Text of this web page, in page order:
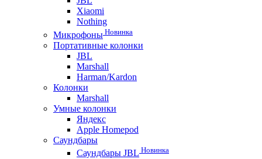
Xiaomi
Nothing
Микрофоны Новинка
Портативные колонки
JBL
Marshall
Harman/Kardon
Колонки
Marshall
Умные колонки
Яндекс
Apple Homepod
Саундбары
Саундбары JBL Новинка